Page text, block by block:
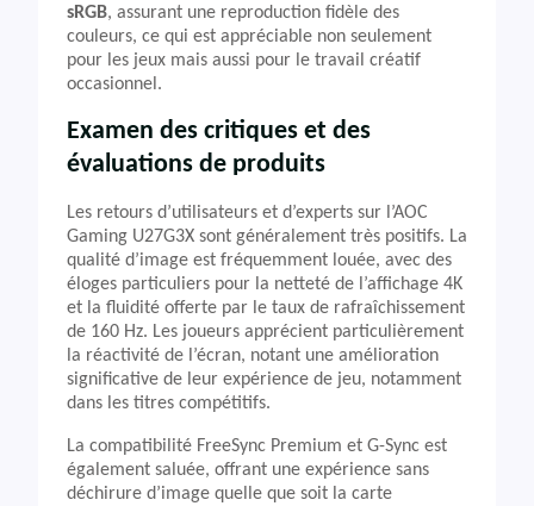
sRGB, assurant une reproduction fidèle des
couleurs, ce qui est appréciable non seulement
pour les jeux mais aussi pour le travail créatif
occasionnel.
Examen des critiques et des
évaluations de produits
Les retours d’utilisateurs et d’experts sur l’AOC
Gaming U27G3X sont généralement très positifs. La
qualité d’image est fréquemment louée, avec des
éloges particuliers pour la netteté de l’affichage 4K
et la fluidité offerte par le taux de rafraîchissement
de 160 Hz. Les joueurs apprécient particulièrement
la réactivité de l’écran, notant une amélioration
significative de leur expérience de jeu, notamment
dans les titres compétitifs.
La compatibilité FreeSync Premium et G-Sync est
également saluée, offrant une expérience sans
déchirure d’image quelle que soit la carte